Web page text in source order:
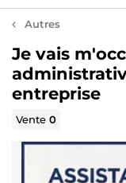
Autres
Je vais
entreprise
Vente0